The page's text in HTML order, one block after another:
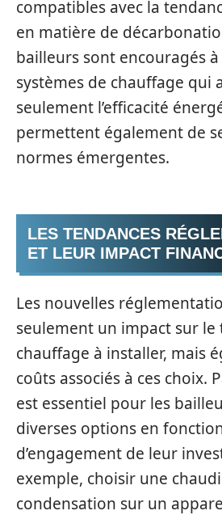
compatibles avec la
en matière de
bailleurs sont encouragés
systèmes de chauffage qui
seulement l’efficacité
permettent également de
normes émergentes.
LES TENDANCES
ET LEUR IMPACT
Les nouvelles
seulement un impact sur le
chauffage à installer, mais
coûts associés à ces choix.
est essentiel pour les
diverses options en
d’engagement de leur
exemple, choisir une
condensation sur un